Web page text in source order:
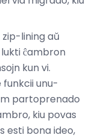
zip-lining aŭ
ĉambron
kun vi.
funkcii unu-
partoprenado
kiu povas
esti bona ideo,